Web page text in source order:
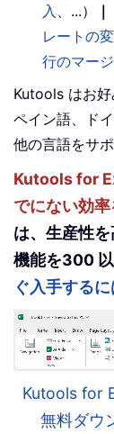
入
、...） ｜
レートの
行のマージ
Kutools はお
ペイン語、ド
他の言語をサ
Kutools for
でにない効率
は、生産性
機能を300 以
ぐ入手する
Kutools for
無料ダウ